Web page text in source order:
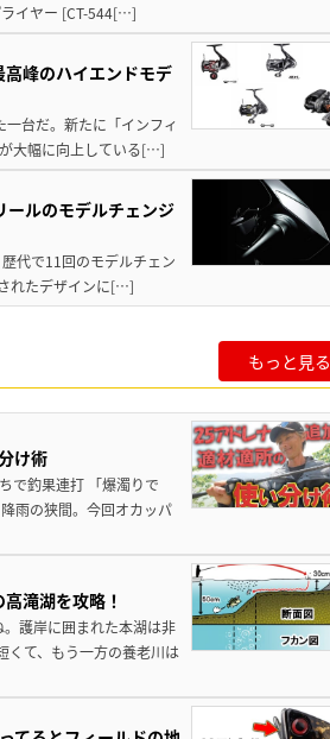
ライヤー [CT-544[…]
峰のハイエンドモデ
台だ。新たに「インフィ
大幅に向上している[…]
ールのモデルチェンジ
代で11回のモデルチェン
れたデザインに[…]
もっと見る
け術
で釣果連打 「爆濁りで
雨の狭間。今回オカッパ
滝湖を攻略！
護岸に囲まれた本湖は非
くて、もう一方の養老川は